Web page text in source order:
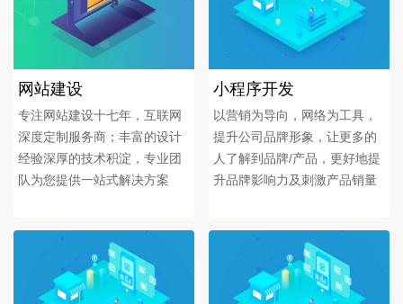
网站建设
专注网站建设十七年，互联网
深度定制服务商；丰富的设计
经验深厚的技术积淀，专业团
队为您提供一站式解决方案
小程序开发
以营销为导向，网络为工具，
提升公司品牌形象，让更多的
人了解到品牌/产品，更好地提
升品牌影响力及刺激产品销量